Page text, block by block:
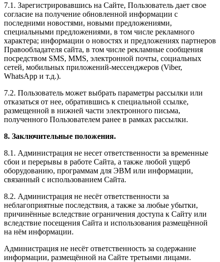
7.1. Зарегистрировавшись на Сайте, Пользователь дает свое
согласие на получение обновленной информации с
последними новостями, новыми предложениями,
специальными предложениями, в том числе рекламного
характера; информации о новостях и предложениях партнеров
Правообладателя сайта, в том числе рекламные сообщения
посредством SMS, MMS, электронной почты, социальных
сетей, мобильных приложений-мессенджеров (Viber,
WhatsApp и т.д.).
7.2. Пользователь может выбрать параметры рассылки или
отказаться от нее, обратившись к специальной ссылке,
размещенной в нижней части электронного письма,
полученного Пользователем ранее в рамках рассылки.
8. Заключительные положения.
8.1. Администрация не несет ответственности за временные
сбои и перерывы в работе Сайта, а также любой ущерб
оборудованию, программам для ЭВМ или информации,
связанный с использованием Сайта.
8.2. Администрация не несёт ответственности за
неблагоприятные последствия, а также за любые убытки,
причинённые вследствие ограничения доступа к Сайту или
вследствие посещения Сайта и использования размещённой
на нём информации.
Администрация не несёт ответственность за содержание
информации, размещённой на Сайте третьими лицами.